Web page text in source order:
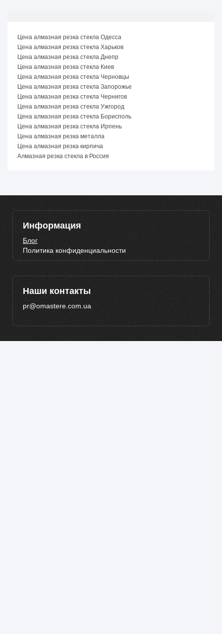
Цена алмазная резка стекла Одесса
Цена алмазная резка стекла Харьков
Цена алмазная резка стекла Днепр
Цена алмазная резка стекла Киев
Цена алмазная резка стекла Черновцы
Цена алмазная резка стекла Запорожье
Цена алмазная резка стекла Чернигов
Цена алмазная резка стекла Ужгород
Цена алмазная резка стекла Борисполь
Цена алмазная резка стекла Ирпень
Цена алмазная резка металла
Цена алмазная резка кирпича
Алмазная резка стекла в Россия
Информация
Блог
Политика конфиденциальности
Наши контакты
pr@omastere.com.ua